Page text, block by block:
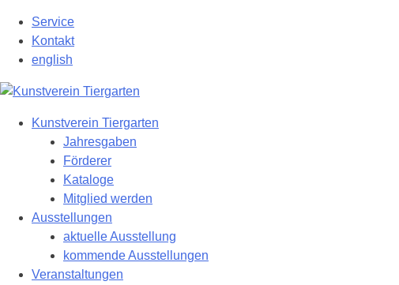
Hauptinhalt
springen
Service
Kontakt
english
Kunstverein Tiergarten
Jahresgaben
Förderer
Kataloge
Mitglied werden
Ausstellungen
aktuelle Ausstellung
kommende Ausstellungen
Veranstaltungen